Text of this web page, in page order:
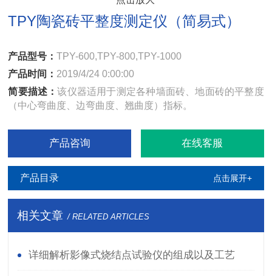
TPY陶瓷砖平整度测定仪（简易式）
产品型号：TPY-600,TPY-800,TPY-1000
产品时间： 2019/4/24 0:00:00
简要描述：该仪器适用于测定各种墙面砖、地面砖的平整度
（中心弯曲度、边弯曲度、翘曲度）指标。
产品咨询 在线客服
产品目录 点击展开+
相关文章 / RELATED ARTICLES
详细解析影像式烧结点试验仪的组成以及工艺